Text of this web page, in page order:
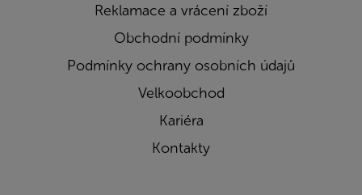
Reklamace a vrácení zboží
Obchodní podmínky
Podmínky ochrany osobních údajů
Velkoobchod
Kariéra
Kontakty